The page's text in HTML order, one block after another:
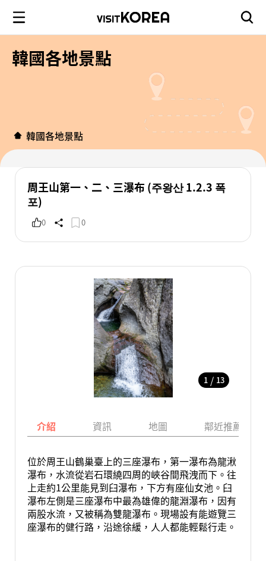
韓國各地景點
韓國各地景點
周王山第一、二、三瀑布 (주왕산 1.2.3 폭
포)
0 0
1 / 13
介紹 資訊 地圖 鄰近推薦景點
位於周王山鶴巢臺上的三座瀑布，第一瀑布為龍湫
瀑布，水流從岩石環繞四周的峽谷間飛洩而下。往
上走約1公里能見到臼瀑布，下方有座仙女池。臼
瀑布左側是三座瀑布中最為雄偉的龍淵瀑布，因有
兩股水流，又被稱為雙龍瀑布。現場設有能遊覽三
座瀑布的健行路，沿途徐緩，人人都能輕鬆行走。